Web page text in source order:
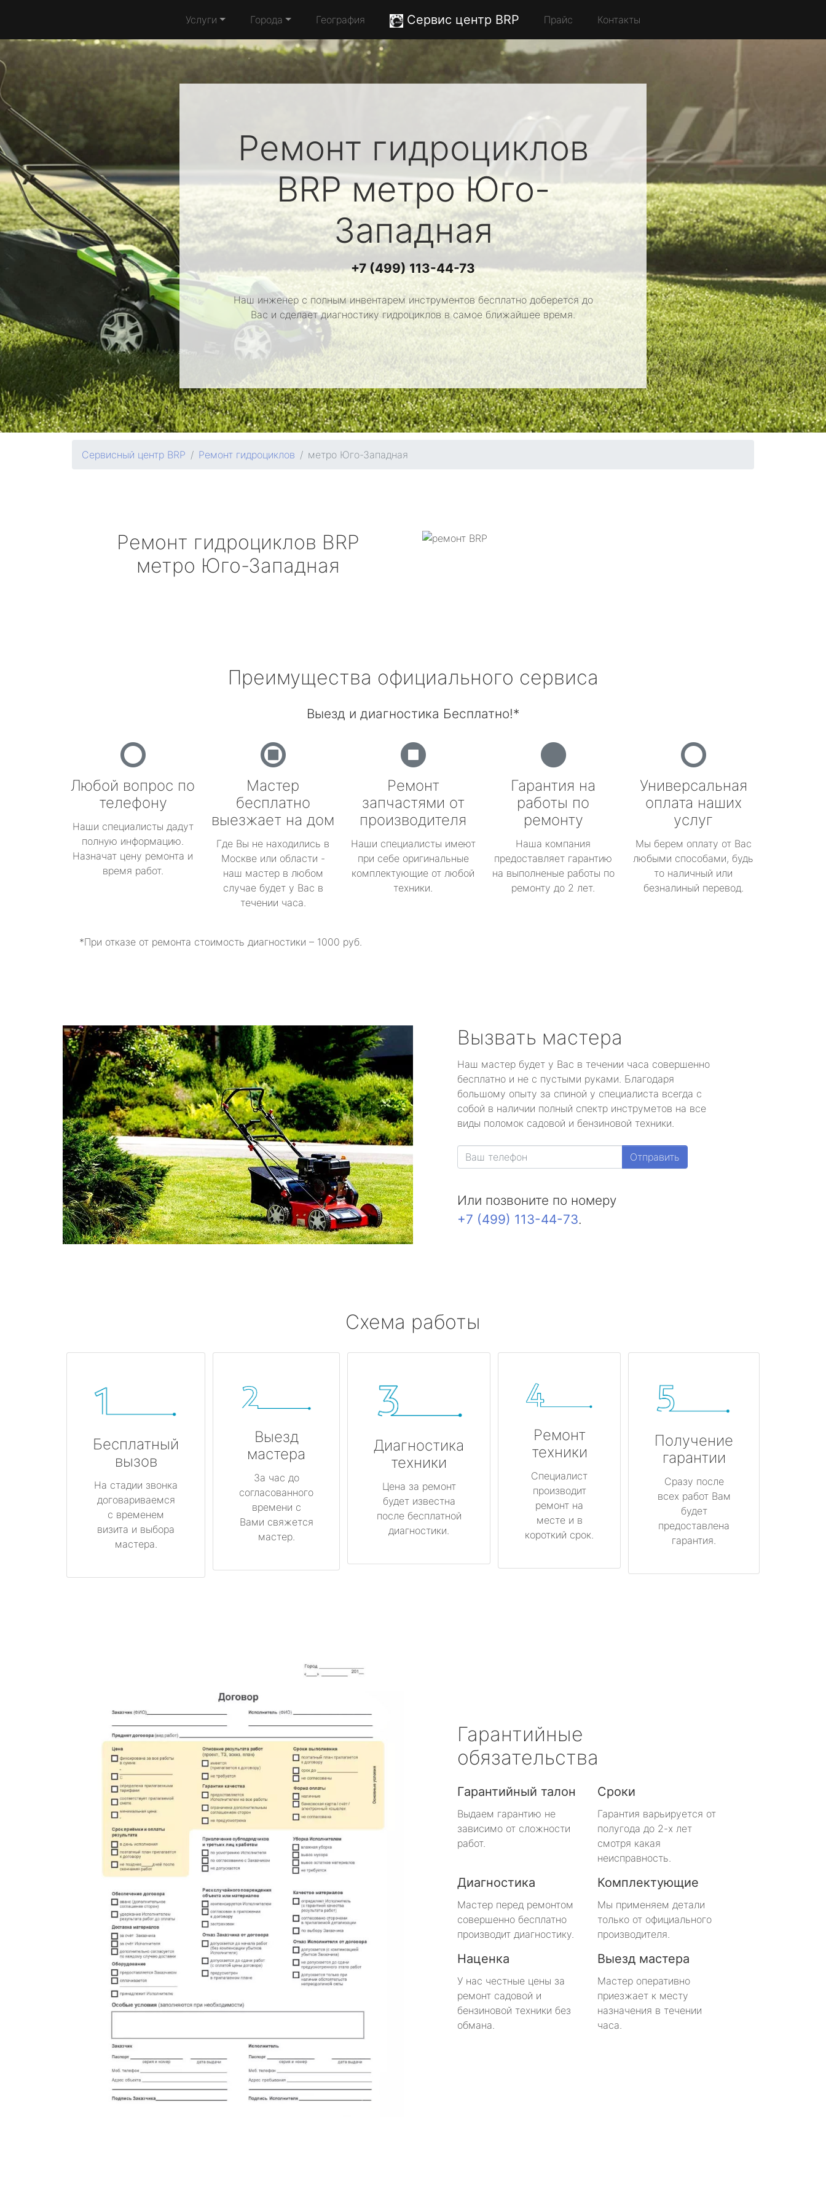
Услуги Города География Сервис центр BRP Прайс Контакты
Ремонт гидроциклов
BRPметро Юго-
Западная
+7 (499) 113-44-73
Наш инженер с полным инвентарем инструментов бесплатно доберется до
Вас и сделает диагностику гидроциклов в самое ближайшее время.
Сервисный центр BRP Ремонт гидроциклов метро Юго-Западная
Ремонт гидроциклов BRP
метро Юго-Западная
Преимущества официального сервиса
Выезд и диагностика Бесплатно!*
Любой вопрос по
телефону
Наши специалисты дадут
полную информацию.
Назначат цену ремонта и
время работ.
Мастер
бесплатно
выезжает на дом
Где Вы не находились в
Москве или области -
наш мастер в любом
случае будет у Вас в
течении часа.
Ремонт
запчастями от
производителя
Наши специалисты имеют
при себе оригинальные
комплектующие от любой
техники.
Гарантия на
работы по
ремонту
Наша компания
предоставляет гарантию
на выполненые работы по
ремонту до 2 лет.
Универсальная
оплата наших
услуг
Мы берем оплату от Вас
любыми способами, будь
то наличный или
безналиный перевод.
*При отказе от ремонта стоимость диагностики – 1000 руб.
Вызвать мастера
Наш мастер будет у Вас в течении часа совершенно
бесплатно и не с пустыми руками. Благодаря
большому опыту за спиной у специалиста всегда с
собой в наличии полный спектр инструметов на все
виды поломок садовой и бензиновой техники.
Отправить
Или позвоните по номеру
+7 (499) 113-44-73.
Схема работы
Бесплатный
вызов
На стадии звонка
договариваемся
с временем
визита и выбора
мастера.
Выезд
мастера
За час до
согласованного
времени с
Вами свяжется
мастер.
Диагностика
техники
Цена за ремонт
будет известна
после бесплатной
диагностики.
Ремонт
техники
Специалист
производит
ремонт на
месте и в
короткий срок.
Получение
гарантии
Сразу после
всех работ Вам
будет
предоставлена
гарантия.
Гарантийные
обязательства
Гарантийный талон
Выдаем гарантию не
зависимо от сложности
работ.
Сроки
Гарантия варьируется от
полугода до 2-х лет
смотря какая
неисправность.
Диагностика
Мастер перед ремонтом
совершенно бесплатно
производит диагностику.
Комплектующие
Мы применяем детали
только от официального
производителя.
Наценка
У нас честные цены за
ремонт садовой и
бензиновой техники без
обмана.
Выезд мастера
Мастер оперативно
приезжает к месту
назначения в течении
часа.